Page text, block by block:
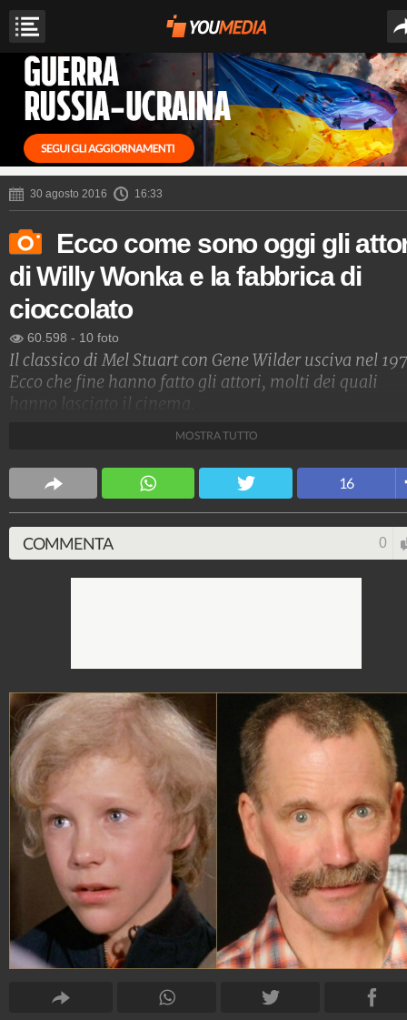
30 agosto 2016 16:33
Ecco come sono oggi gli
di Willy Wonka e la fabbrica di
cioccolato
60.598 - 10 foto
Il classico di Mel Stuart con Gene Wilder usciva nel
Ecco che fine hanno fatto gli attori, molti dei quali
hanno lasciato il cinema.
Spettacolo FanpageMOSTRA TUTTO
16
COMMENTA 0